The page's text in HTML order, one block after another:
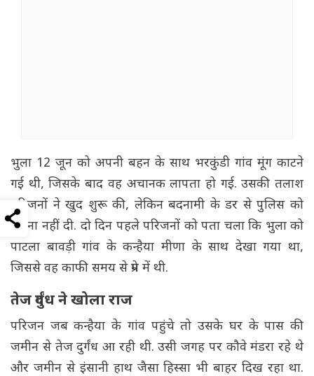
भुला 12 जून को अपनी बहन के साथ भरकुंडी गांव मूंग काटने
गई थी, जिसके बाद वह अचानक लापता हो गई. उसकी तलाश
परिजनों ने खुद शुरू की, लेकिन बदनामी के डर से पुलिस को
सूचना नहीं दी. दो दिन पहले परिजनों को पता चला कि भुला को
पाटला बावड़ी गांव के कन्हैया मीणा के साथ देखा गया था,
जिससे वह काफी समय से प्रेम में थी.
तेज दुर्गंध ने खोला राज
परिजन जब कन्हैया के गांव पहुंचे तो उसके घर के पास की
जमीन से तेज दुर्गंध आ रही थी. उसी जगह पर कौवे मंडरा रहे थे
और जमीन से इंसानी हाथ जैसा हिस्सा भी बाहर दिख रहा था.